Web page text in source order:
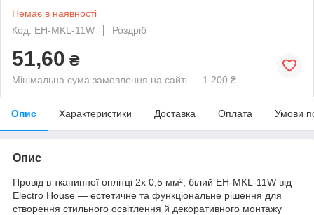
Немає в наявності
Код: EH-MKL-11W
Роздріб
51,60 ₴
Мінімальна сума замовлення на сайті — 1 200 ₴
Опис Характеристики Доставка Оплата Умови
Опис
Провід в тканинної оплітці 2х 0,5 мм², білий EH-MKL-11W від
Electro House — естетичне та функціональне рішення для
створення стильного освітлення й декоративного монтажу